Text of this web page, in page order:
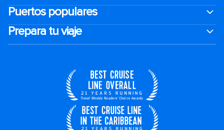
Puertos populares
Prepara tu viaje